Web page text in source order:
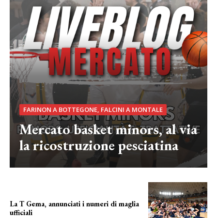
FARINON A BOTTEGONE, FALCINI A MONTALE
Mercato basket minors, al via
la ricostruzione pesciatina
La T Gema, annunciati i numeri di maglia
ufficiali